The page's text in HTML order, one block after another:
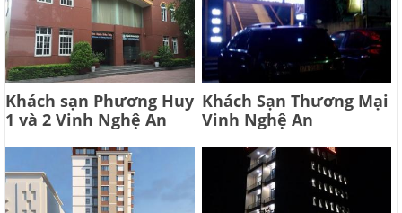
Khách sạn Phương Huy
1 và 2 Vinh Nghệ An
Khách Sạn Thương Mại
Vinh Nghệ An